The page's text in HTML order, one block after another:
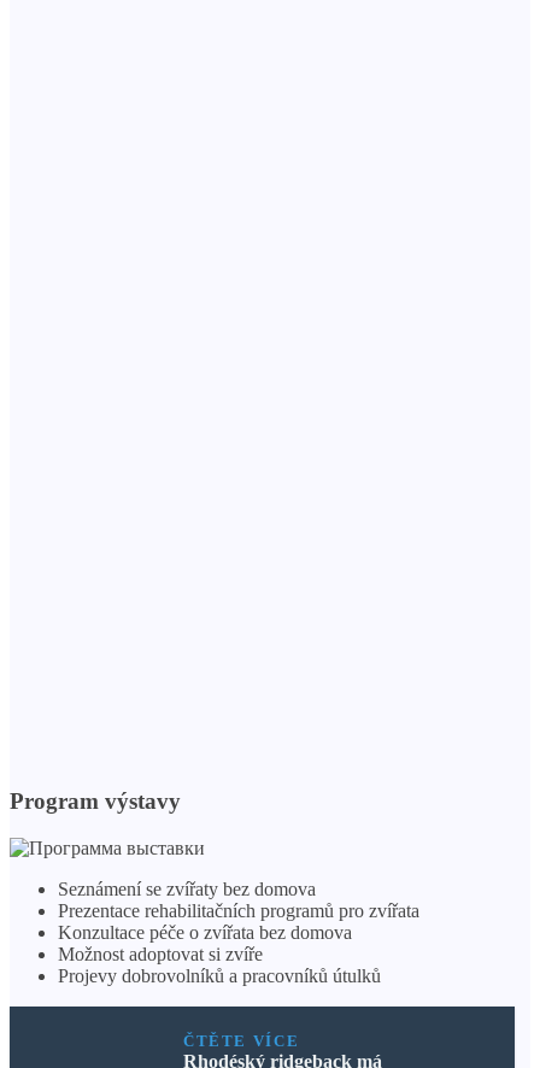
Program výstavy
Seznámení se zvířaty bez domova
Prezentace rehabilitačních programů pro zvířata
Konzultace péče o zvířata bez domova
Možnost adoptovat si zvíře
Projevy dobrovolníků a pracovníků útulků
ČTĚTE VÍCE
Rhodéský ridgeback má